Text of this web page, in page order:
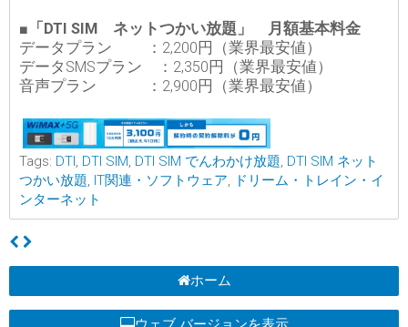
■「DTI SIM ネットつかい放題」 月額基本料金
データプラン ：2,200円（業界最安値）
データSMSプラン ：2,350円（業界最安値）
音声プラン ：2,900円（業界最安値）
Tags: DTI, DTI SIM, DTI SIM でんわかけ放題, DTI SIM ネット
つかい放題, IT関連・ソフトウェア, ドリーム・トレイン・イ
ンターネット
ホーム